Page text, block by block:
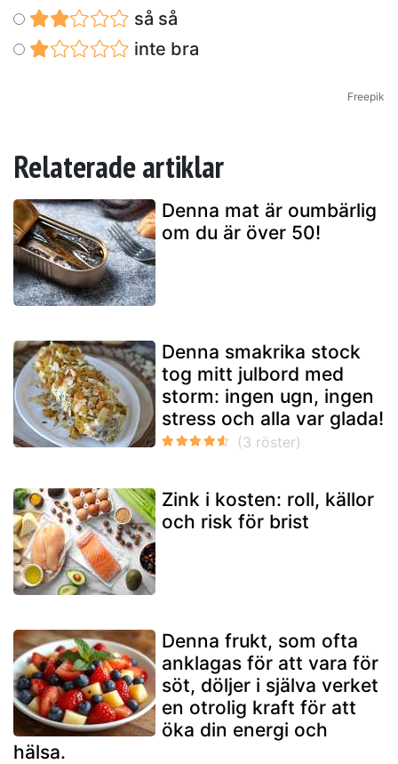
så så
inte bra
Freepik
Relaterade artiklar
Denna mat är oumbärlig
om du är över 50!
Denna smakrika stock
tog mitt julbord med
storm: ingen ugn, ingen
stress och alla var glada!
Zink i kosten: roll, källor
och risk för brist
Denna frukt, som ofta
anklagas för att vara för
söt, döljer i själva verket
en otrolig kraft för att
öka din energi och
hälsa.